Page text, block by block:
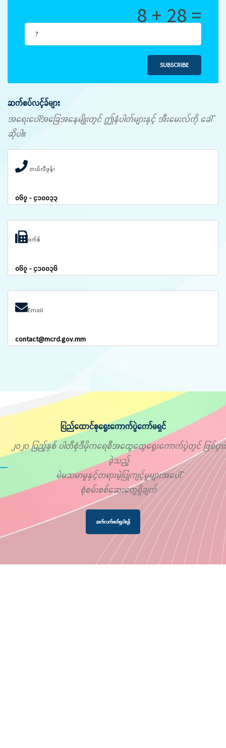
8 + 28 =
SUBSCRIBE
ဆက်စပ်လင့်ခ်များ
အရေးပေါ်အခြေအနေမျိုးတွင် ဤနံပါတ်များနှင့် အီးမေးလ်ကို ခေါ်
ဆိုပါ။
တယ်လီဖုန်း
၀၆၇ - ၄၁၀၀၃၃
ဖက်စ်
၀၆၇ - ၄၁၀၀၃၆
Email
contact@mcrd.gov.mm
ပြည်ထောင်စုရွေးကောက်ပွဲကော်မရှင်
၂၀၂၀ ပြည့်နှစ် ပါတီစုံဒီမိုကရေစီအထွေထွေရွေးကောက်ပွဲတွင် ဖြစ်ပွား
ခဲ့သည့်
မဲမသမာမှုနှင့်တရားမဲ့ပြုကျင့်မှုများအပေါ်
စုံစမ်းစစ်ဆေးတွေ့ရှိချက်
ဆက်လက်ဖတ်ရှုပါရန်